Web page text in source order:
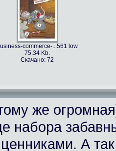
commerce-...561 low
75.34 Kb.
Скачано: 72
же
набора
А так